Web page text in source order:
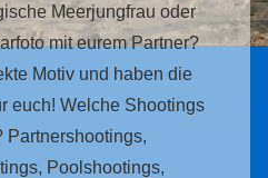
Meerjungfrau oder
mit eurem Partner?
Motiv und haben die
euch! Welche Shootings
Partnershootings,
Poolshootings,